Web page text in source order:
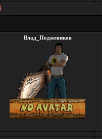
Влад_Поджевиков